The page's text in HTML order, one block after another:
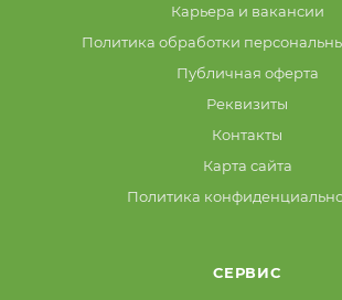
Карьера и вакансии
Политика обработки
Публичная оферта
Реквизиты
Контакты
Карта сайта
Политика
СЕРВИС